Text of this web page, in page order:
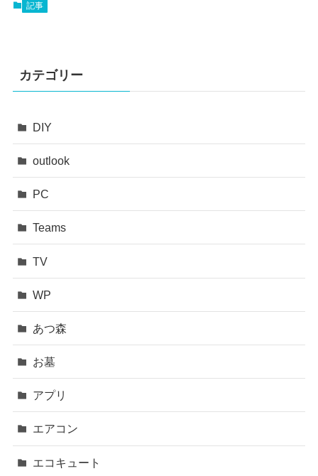
記事
カテゴリー
DIY
outlook
PC
Teams
TV
WP
あつ森
お墓
アプリ
エアコン
エコキュート